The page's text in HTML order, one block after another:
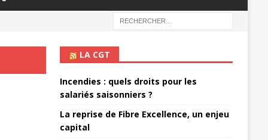
LA CGT
Incendies : quels droits pour les
salariés saisonniers ?
La reprise de Fibre Excellence, un enjeu
capital